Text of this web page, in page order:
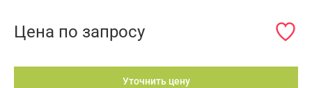
Цена по запросу
Уточнить цену